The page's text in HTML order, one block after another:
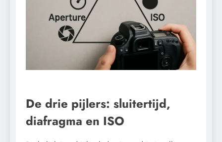
De drie pijlers: sluitertijd,
diafragma en ISO